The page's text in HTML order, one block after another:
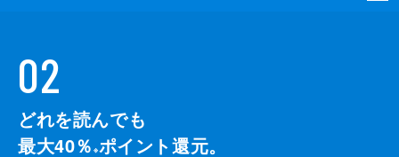
02
どれを読んでも
最大40％ ※ポイント還元。